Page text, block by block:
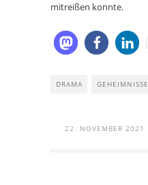
mitreißen konnte.
DRAMA GEHEIMNISSE
22. NOVEMBER 2021